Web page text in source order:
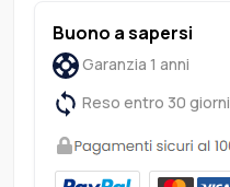
Buono a sapersi
Garanzia 1 anni
Reso entro 30 giorni